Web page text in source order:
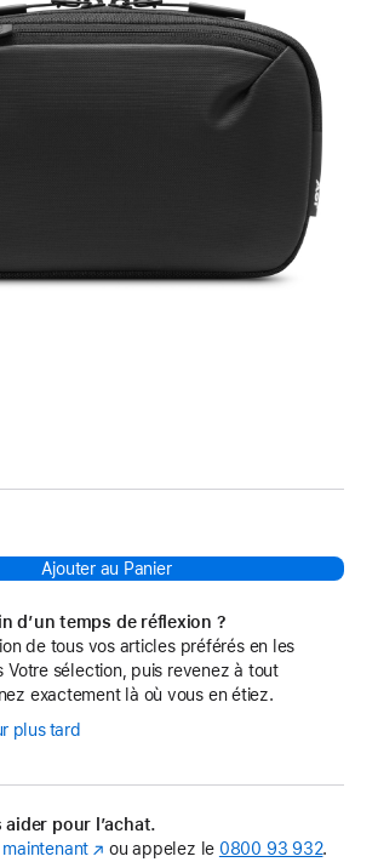
Ajouter au Panier
d’un temps de réflexion ?
de tous vos articles préférés en les
Votre sélection, puis revenez à tout
exactement là où vous en étiez.
plus tard
pour l’achat.
(s’ouvre
ou appelez le 0800 93 932.